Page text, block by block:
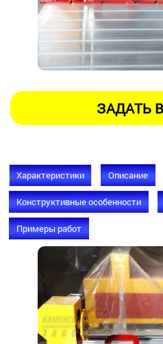
Характеристики Описание
Конструктивные особенности
Примеры работ